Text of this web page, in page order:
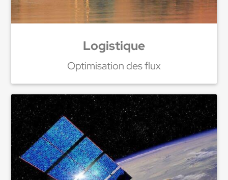
Logistique
Optimisation des flux